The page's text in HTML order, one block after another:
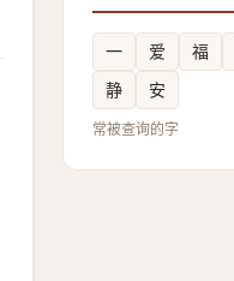
一 爱 福
静
安
常被查询的字